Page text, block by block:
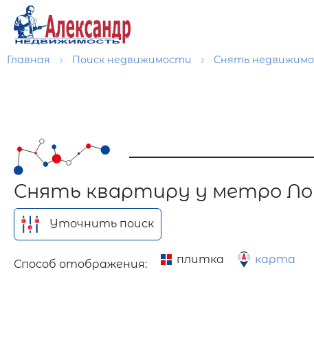
Главная Поиск недвижимости Снять
Снять квартиру у метро
Уточнить поиск
Способ отображения: плитка карта